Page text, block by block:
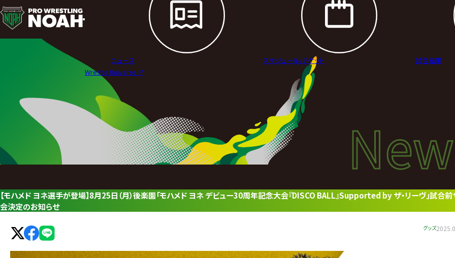
ニ
ュ
レ
ス
リ
ン
グ・
ノ
ニュース スケジュール/チケット
試合結果
Wrestle Universe ↗︎
ニ
【モハメド ヨネ選手が登場】8月25日（月）後楽園「モハメド ヨネ デビュー30周年記念大会『DISCO BALL』Supported by ザ・リーヴ」試合前
会決定のお知らせ
グッズ